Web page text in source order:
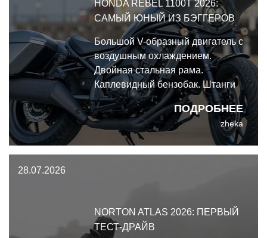
HONDA REBEL 1100T 2026:
САМЫЙ ЮНЫЙ ИЗ БЭГГЕРОВ
ПОДРОБНЕЕ
Большой V-образный двигатель с
воздушным охлаждением.
Двойная стальная рама.
Каплевидный бензобак. Штанги
толкателей. Оребрение
цилиндров. Платформы для ног.
И, конечно, мощная
аудиосистема. Таков
традиционный портрет
zheka
28.07.2026
NORTON ATLAS 2026: ПЕРВЫЙ
ТЕСТ-ДРАЙВ